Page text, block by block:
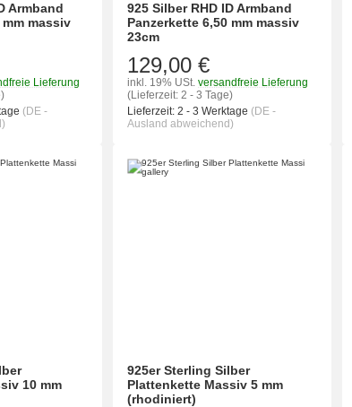
Armband
mm massiv
Lieferung
(DE -
925 Silber RHD ID Armband
Panzerkette 6,50 mm massiv
23cm
129,00 €
inkl. 19% USt. versandfreie Lieferung
(Lieferzeit: 2 - 3 Tage)
Lieferzeit: 2 - 3 Werktage (DE -
Ausland abweichend)
10 mm
925er Sterling Silber
Plattenkette Massiv 5 mm
(rhodiniert)